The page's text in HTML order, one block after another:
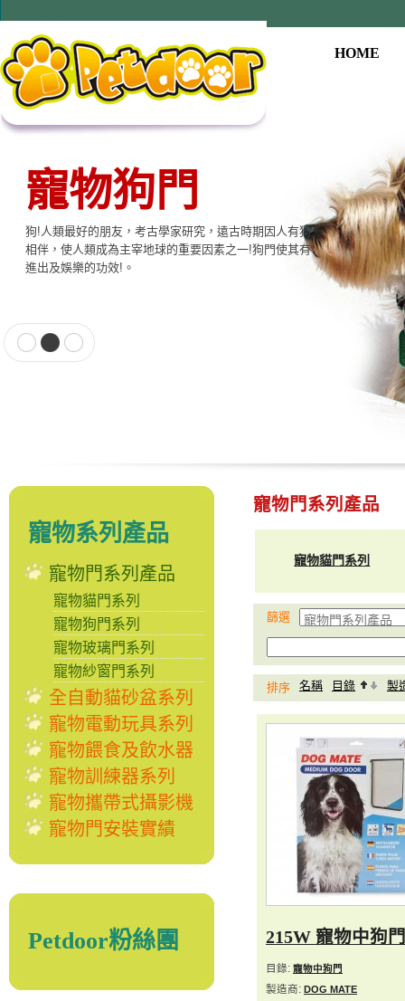
HOME
寵物狗門
狗!人類最好的朋友，考古學家研究，遠古時期因人有狗
相伴，使人類成為主宰地球的重要因素之一!狗門使其有
進出及娛樂的功效!。
寵物系列產品
寵物門系列產品
寵物貓門系列
寵物狗門系列
寵物玻璃門系列
寵物紗窗門系列
全自動貓砂盆系列
寵物電動玩具系列
寵物餵食及飲水器
寵物訓練器系列
寵物攜帶式攝影機
寵物門安裝實績
Petdoor粉絲團
寵物門系列產品
寵物貓門系列
篩選
排序 名稱 目錄 製
215W 寵物中狗門
目錄: 寵物中狗門
製造商: DOG MATE